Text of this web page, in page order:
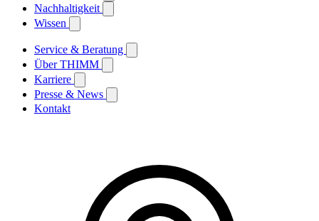
Nachhaltigkeit
Wissen
Service & Beratung
Über THIMM
Karriere
Presse & News
Kontakt